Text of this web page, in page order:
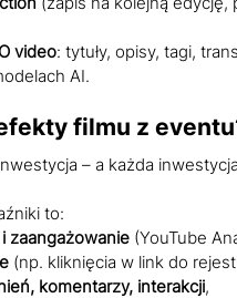
video: tytuły, opisy, tagi,
AI.
filmu z
– a każda
to:
zaangażowanie (YouTube
(np. kliknięcia w link do
komentarzy, interakcji,